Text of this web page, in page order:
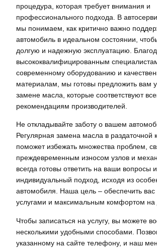
процедура, которая требует внимания и
профессионального подхода. В
мы понимаем, как критично важно
автомобиль в идеальном состоянии,
долгую и надежную эксплуатацию.
высококвалифицированным
современному оборудованию и
материалам, мы готовы предложить вам
замене масла, которые соответствуют
рекомендациям производителей.
Не откладывайте заботу о вашем
Регулярная замена масла в раздаточной
поможет избежать множества проблем,
преждевременным износом узлов и
всегда готовы ответить на ваши вопросы
индивидуальный подход, исходя из
автомобиля. Наша цель – обеспечить вас
услугами и максимальным комфортом на
Чтобы записаться на услугу, вы можете
несколькими удобными способами.
указанному на сайте телефону, и наш